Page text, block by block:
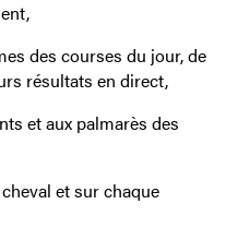
des courses du jour, de
résultats en direct,
et aux palmarès des
et sur chaque